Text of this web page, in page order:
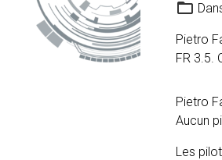
Pietro
FR 3.5.
Pietro
Aucun
Les